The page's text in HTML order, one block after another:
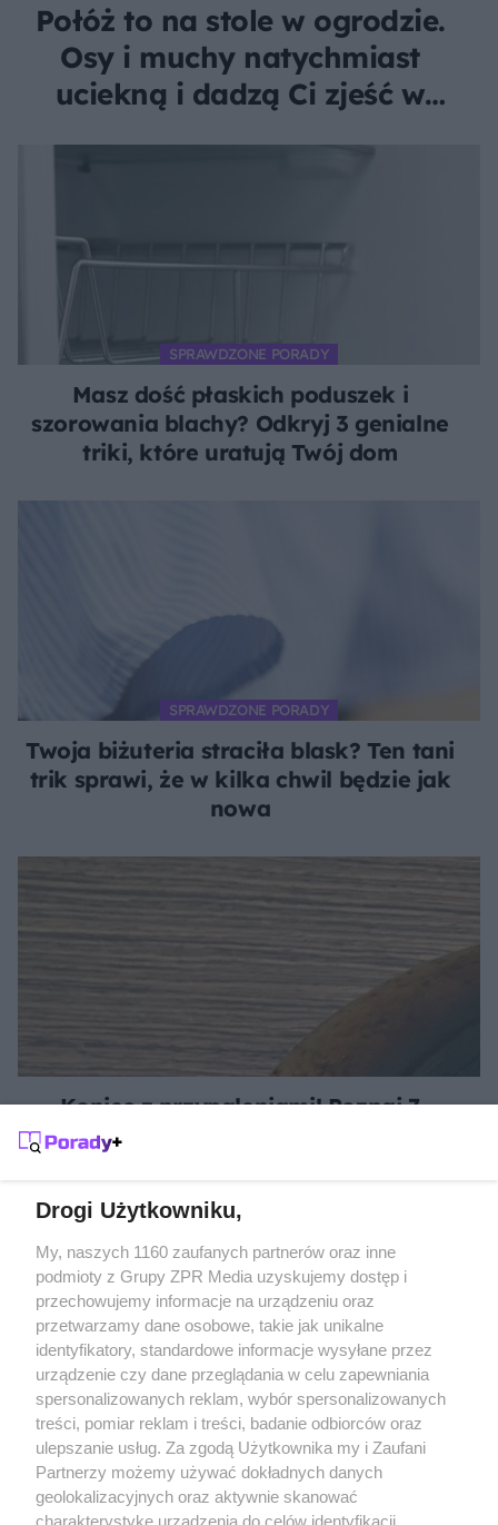
Połóż to na stole w ogrodzie.
Osy i muchy natychmiast
uciekną i dadzą Ci zjeść w
SPRAWDZONE PORADY
Masz dość płaskich poduszek i
szorowania blachy? Odkryj 3 genialne
triki, które uratują Twój dom
SPRAWDZONE PORADY
Twoja biżuteria straciła blask? Ten tani
trik sprawi, że w kilka chwil będzie jak
nowa
Koniec z przypaleniami! Poznaj 7
kuchennych trików, które uratują Twoje
Żaden utwór zamieszczony w serwisie nie może być powielany i
rozpowszechniany lub dalej rozpowszechniany w jakikolwiek sposób
(w tym także elektroniczny lub mechaniczny) na jakimkolwiek polu
eksploatacji w jakiejkolwiek formie, włącznie z umieszczaniem w
Internecie bez pisemnej zgody właściciela praw. Jakiekolwiek użycie
lub wykorzystanie utworów w całości lub w części z naruszeniem
prawa, tzn. bez właściwej zgody, jest zabronione pod groźbą kary i
może być ścigane prawnie.
Drogi Użytkowniku,
My, naszych 1160 zaufanych partnerów oraz inne
podmioty z Grupy ZPR Media uzyskujemy dostęp i
przechowujemy informacje na urządzeniu oraz
przetwarzamy dane osobowe, takie jak unikalne
identyfikatory, standardowe informacje wysyłane przez
urządzenie czy dane przeglądania w celu zapewniania
spersonalizowanych reklam, wybór spersonalizowanych
treści, pomiar reklam i treści, badanie odbiorców oraz
ulepszanie usług. Za zgodą Użytkownika my i Zaufani
Partnerzy możemy używać dokładnych danych
geolokalizacyjnych oraz aktywnie skanować
charakterystykę urządzenia do celów identyfikacji.